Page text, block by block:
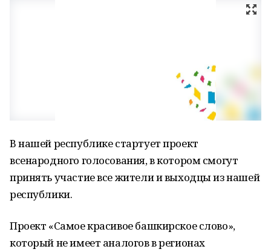
В нашей республике стартует проект
всенародного голосования, в котором смогут
принять участие все жители и выходцы из нашей
республики.
Проект «Самое красивое башкирское слово»,
который не имеет аналогов в регионах